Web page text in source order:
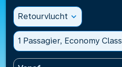
Retourvlucht expand_more
1 Passagier, Economy Class